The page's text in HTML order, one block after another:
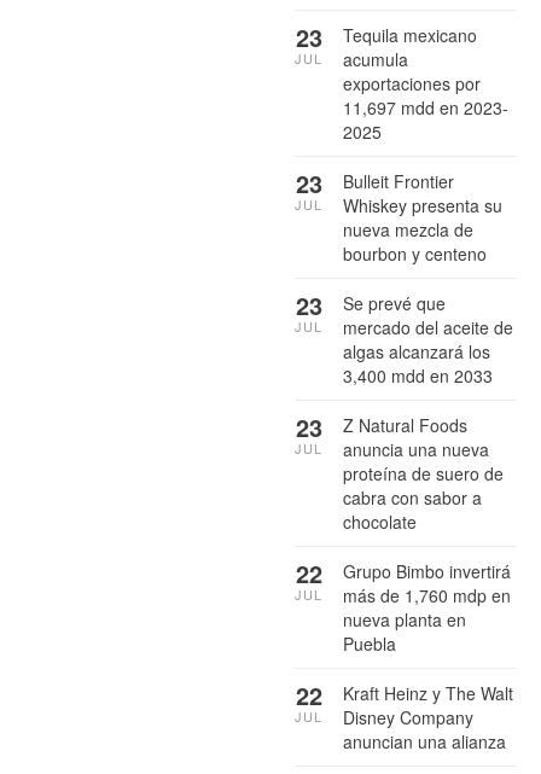
Tequila mexicano
acumula
exportaciones por
11,697 mdd en 2023-
2025
23
JUL
Bulleit Frontier
Whiskey presenta su
nueva mezcla de
bourbon y centeno
23
JUL
Se prevé que
mercado del aceite de
algas alcanzará los
3,400 mdd en 2033
23
JUL
Z Natural Foods
anuncia una nueva
proteína de suero de
cabra con sabor a
chocolate
23
JUL
Grupo Bimbo invertirá
más de 1,760 mdp en
nueva planta en
Puebla
22
JUL
Kraft Heinz y The Walt
Disney Company
anuncian una alianza
22
JUL